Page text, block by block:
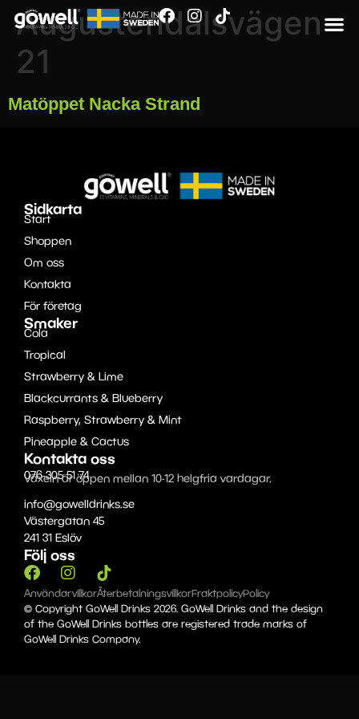
Augustendalsvägen
21
Matöppet Nacka Strand
Sidkarta
Start
Shoppen
Om oss
Kontakta
För företag
Smaker
Cola
Tropical
Strawberry & Lime
Blackcurrants & Blueberry
Raspberry, Strawberry & Mint
Pineapple & Cactus
Kontakta oss
076-305 51 74
Växeln är öppen mellan 10-12 helgfria vardagar.
info@gowelldrinks.se
Västergatan 45
241 31 Eslöv
Följ oss
AnvändarvillkorÅterbetalningsvillkorFraktpolicyPolicy
© Copyright GoWell Drinks 2026. GoWell Drinks and the design
of the GoWell Drinks bottles are registered trade marks of
GoWell Drinks Company.